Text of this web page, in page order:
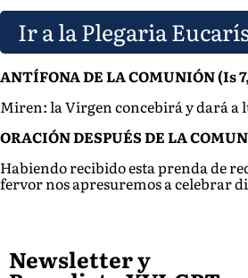
Ir a la Plegaria
ANTÍFONA DE LA COMUNIÓN (Is
Miren: la Virgen concebirá y dará a
ORACIÓN DESPUÉS DE LA
Habiendo recibido esta prenda de
fervor nos apresuremos a celebrar
Newsletter y